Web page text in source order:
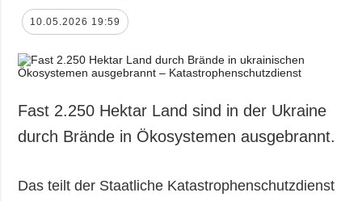
10.05.2026 19:59
Fast 2.250 Hektar Land sind in der Ukraine
durch Brände in Ökosystemen ausgebrannt.
Das teilt der Staatliche Katastrophenschutzdienst